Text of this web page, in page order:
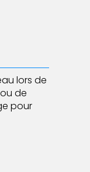
lors de
de
pour